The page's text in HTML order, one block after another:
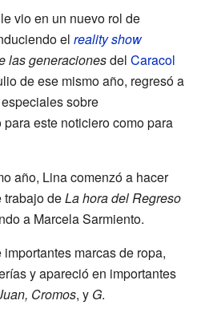
vio en un nuevo rol de
el reality show
las generacionesdel Caracol
de ese mismo año, regresó a
sobre
este noticiero como para
año, Lina comenzó a hacer
trabajo deLa hora del Regreso
a Marcela Sarmiento.
marcas de ropa,
y apareció en importantes
Cromos, y G.